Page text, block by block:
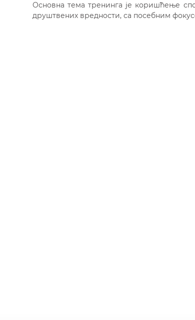
Основна тема тренинга је коришћење
друштвених вредности, са посебним